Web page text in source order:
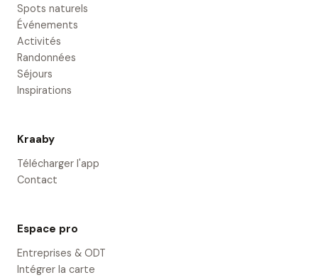
Spots naturels
Événements
Activités
Randonnées
Séjours
Inspirations
Kraaby
Télécharger l'app
Contact
Espace pro
Entreprises & ODT
Intégrer la carte